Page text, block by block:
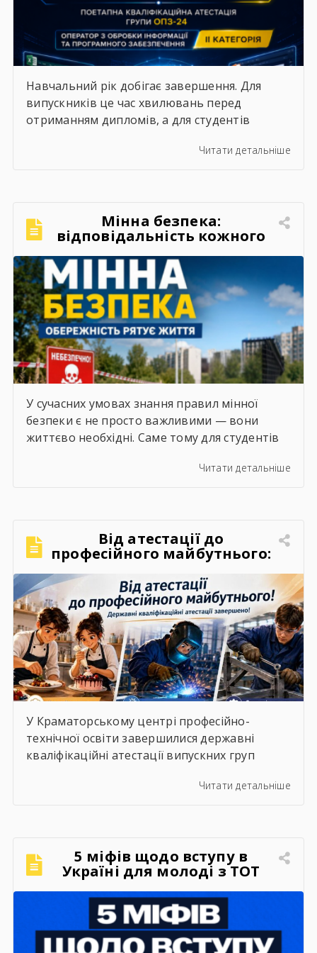
Навчальний рік добігає завершення. Для
випускників це час хвилювань перед
отриманням дипломів, а для студентів
та демонструвати результати своєї
інформації та програмного забезпечення».
Успішно виконавши комплексні практичні
завдання, студенти підтвердили свої знання
та […]
Читати детальніше
Мінна безпека:
відповідальність кожного
У сучасних умовах знання правил мінної
безпеки є не просто важливими — вони
життєво необхідні. Саме тому для студентів
технічної освіти» регулярно проводяться
здоров’я.⠀Важливо пам’ятати:
вибухонебезпечні предмети можуть
знаходитися будь-де — у лісосмугах, на
узбіччях доріг, у покинутих будівлях, парках,
[…]
Читати детальніше
Від атестації до
професійного майбутнього:
у Краматорському центрі
ПТО завершилися державні
кваліфікаційні атестації
У Краматорському центрі професійно-
технічної освіти завершилися державні
кваліфікаційні атестації випускних груп
кількох днів випускники демонстрували
успішно пройшли студенти групи КК-23 за
професією «Кухар; Кондитер», які
продемонстрували високий рівень
підготовки та творчий підхід до виконання
кваліфікаційних завдань. Троє випускників
Читати детальніше
5 міфів щодо вступу в
Україні для молоді з ТОТ